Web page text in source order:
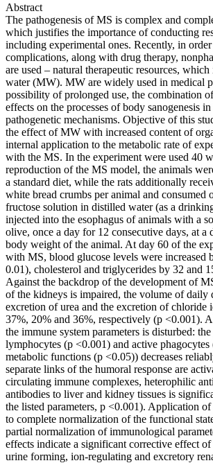
Abstract
The pathogenesis of MS is complex and
which justifies the importance of conducting
including experimental ones. Recently, in
complications, along with drug therapy,
are used – natural therapeutic resources,
water (MW). MW are widely used in medical
possibility of prolonged use, the combination
effects on the processes of body sanogenesis
pathogenetic mechanisms. Objective of this
the effect of MW with increased content of
internal application to the metabolic rate of
with the MS. In the experiment were used 40
reproduction of the MS model, the animals
a standard diet, while the rats additionally
white bread crumbs per animal and consumed
fructose solution in distilled water (as a
injected into the esophagus of animals with a
olive, once a day for 12 consecutive days, at a
body weight of the animal. At day 60 of the
with MS, blood glucose levels were increased
0.01), cholesterol and triglycerides by 32 and
Against the backdrop of the development of
of the kidneys is impaired, the volume of daily
excretion of urea and the excretion of chloride
37%, 20% and 36%, respectively (p <0.001).
the immune system parameters is disturbed:
lymphocytes (p <0.001) and active phagocytes
metabolic functions (p <0.05)) decreases
separate links of the humoral response are
circulating immune complexes, heterophilic
antibodies to liver and kidney tissues is
the listed parameters, p <0.001). Application
to complete normalization of the functional
partial normalization of immunological
effects indicate a significant corrective effect
urine forming, ion-regulating and excretory